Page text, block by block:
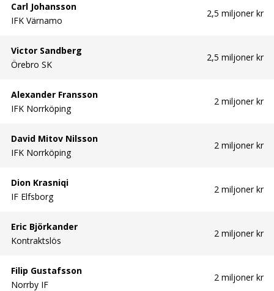
Carl Johansson
IFK Värnamo
2,5 miljoner kr
Victor Sandberg
Örebro SK
2,5 miljoner kr
Alexander Fransson
IFK Norrköping
2 miljoner kr
David Mitov Nilsson
IFK Norrköping
2 miljoner kr
Dion Krasniqi
IF Elfsborg
2 miljoner kr
Eric Björkander
Kontraktslös
2 miljoner kr
Filip Gustafsson
Norrby IF
2 miljoner kr